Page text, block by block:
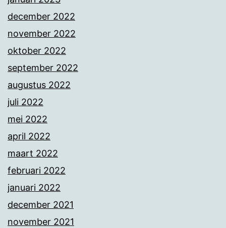
december 2022
november 2022
oktober 2022
september 2022
augustus 2022
juli 2022
mei 2022
april 2022
maart 2022
februari 2022
januari 2022
december 2021
november 2021